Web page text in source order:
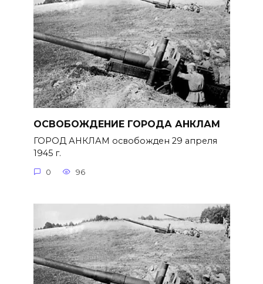
ОСВОБОЖДЕНИЕ ГОРОДА АНКЛАМ
ГОРОД АНКЛАМ освобожден 29 апреля
1945 г.
0 96